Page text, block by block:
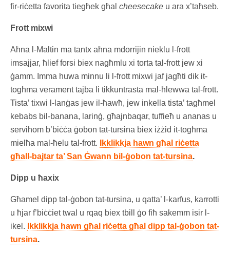
fir-riċetta favorita tiegħek għal cheesecake u ara x’taħseb.
Frott mixwi
Aħna l-Maltin ma tantx aħna mdorrijin nieklu l-frott
imsajjar, ħlief forsi biex nagħmlu xi torta tal-frott jew xi
ġamm. Imma huwa minnu li l-frott mixwi jaf jagħti dik it-
togħma verament tajba li tikkuntrasta mal-ħlewwa tal-frott.
Tista’ tixwi l-lanġas jew il-ħawħ, jew inkella tista’ tagħmel
kebabs bil-banana, larinġ, għajnbaqar, tuffieħ u ananas u
servihom b’biċċa ġobon tat-tursina biex iżżid it-togħma
mielħa mal-ħelu tal-frott.
Ikklikkja hawn għal riċetta
għall-bajtar ta’ San Ġwann bil-ġobon tat-tursina.
Dipp u ħaxix
Għamel dipp tal-ġobon tat-tursina, u qatta’ l-karfus, karrotti
u ħjar f’biċċiet twal u rqaq biex tbill ġo fiħ sakemm isir l-
ikel.
Ikklikkja hawn għal riċetta għal dipp tal-ġobon tat-
tursina.